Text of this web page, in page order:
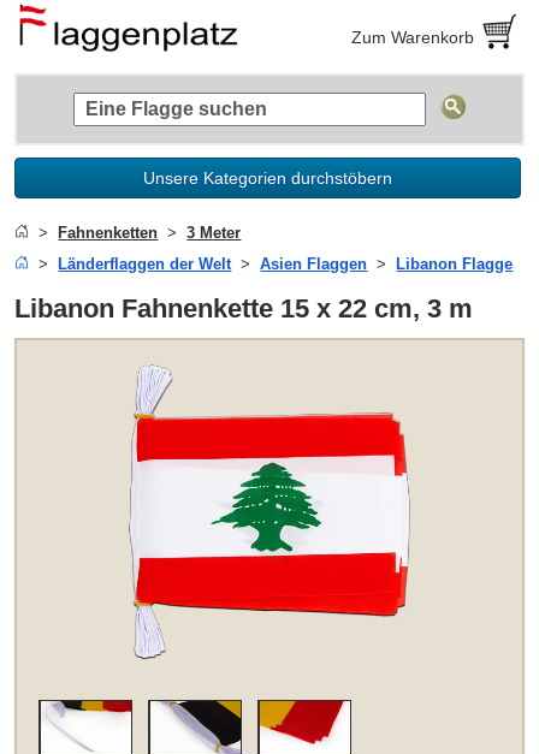
Zum Warenkorb
Unsere Kategorien durchstöbern
Fahnenketten
3 Meter
Länderflaggen der Welt
Asien Flaggen Libanon Flagge
Libanon Fahnenkette 15 x 22 cm, 3 m